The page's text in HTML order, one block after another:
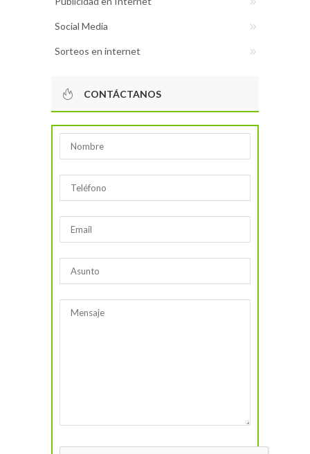
Social Media
Sorteos en internet
CONTÁCTANOS